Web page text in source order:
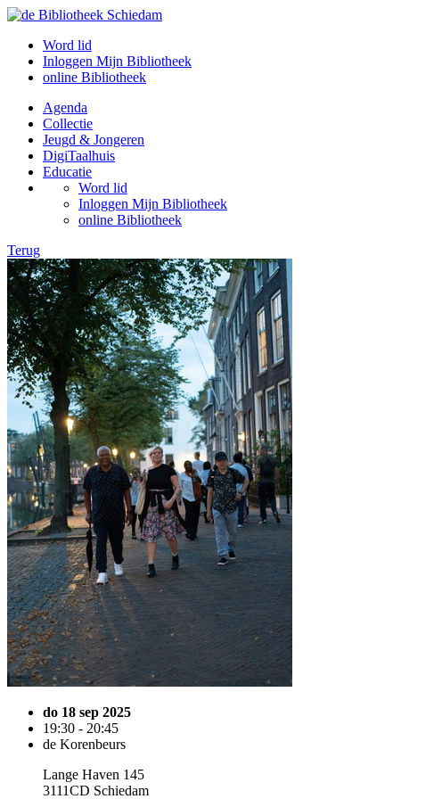
Word lid
Inloggen Mijn Bibliotheek
online Bibliotheek
Agenda
Collectie
Jeugd & Jongeren
DigiTaalhuis
Educatie
Word lid
Inloggen Mijn Bibliotheek
online Bibliotheek
Terug
do 18 sep 2025
19:30 - 20:45
de Korenbeurs
Lange Haven 145
3111CD Schiedam